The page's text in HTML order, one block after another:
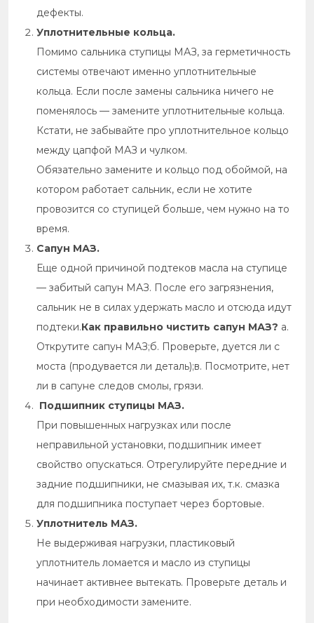
дефекты.
Уплотнительные кольца.
Помимо сальника ступицы МАЗ, за герметичность
системы отвечают именно уплотнительные
кольца. Если после замены сальника ничего не
поменялось — замените уплотнительные кольца.
Кстати, не забывайте про уплотнительное кольцо
между цапфой МАЗ и чулком.
Обязательно замените и кольцо под обоймой, на
котором работает сальник, если не хотите
провозится со ступицей больше, чем нужно на то
время.
Сапун МАЗ.
Еще одной причиной подтеков масла на ступице
— забитый сапун МАЗ. После его загрязнения,
сальник не в силах удержать масло и отсюда идут
подтеки.Как правильно чистить сапун МАЗ? а.
Открутите сапун МАЗ;б. Проверьте, дуется ли с
моста (продувается ли деталь);в. Посмотрите, нет
ли в сапуне следов смолы, грязи.
Подшипник ступицы МАЗ.
При повышенных нагрузках или после
неправильной установки, подшипник имеет
свойство опускаться. Отрегулируйте передние и
задние подшипники, не смазывая их, т.к. смазка
для подшипника поступает через бортовые.
Уплотнитель МАЗ.
Не выдерживая нагрузки, пластиковый
уплотнитель ломается и масло из ступицы
начинает активнее вытекать. Проверьте деталь и
при необходимости замените.